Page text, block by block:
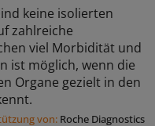
keine isolierten
zahlreiche
viel Morbidität und
ist möglich, wenn die
Organe gezielt in den
von: Roche Diagnostics